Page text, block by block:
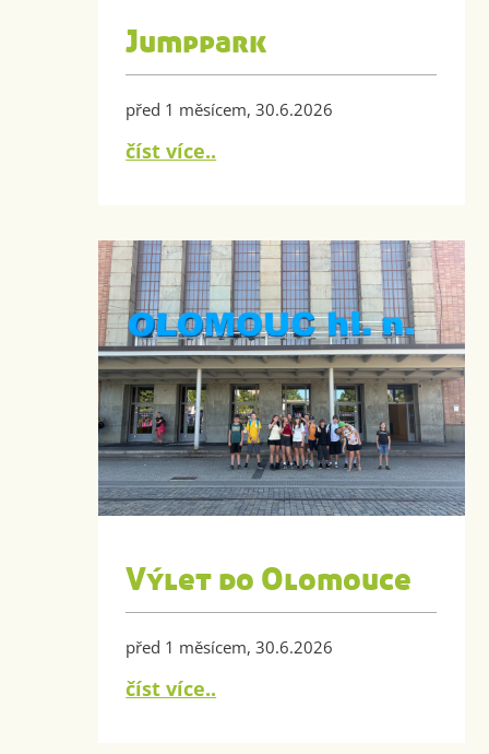
Jumppark
před 1 měsícem, 30.6.2026
číst více..
Výlet do Olomouce
před 1 měsícem, 30.6.2026
číst více..